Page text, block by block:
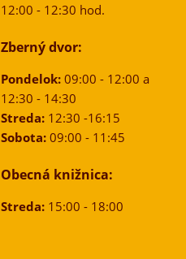
12:00 - 12:30 hod.
Zberný dvor:
Pondelok:09:00 - 12:00 a
12:30 - 14:30
Streda:12:30 -16:15
Sobota:09:00 - 11:45
Obecná knižnica:
Streda:15:00 - 18:00